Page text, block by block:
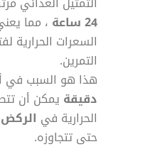
24 ساعة
، مما
السعرات الحرارية
التمرين.
هذا هو السبب في
دقيقة يمكن أن
الحرارية في الركض
حتى تتجاوزه.